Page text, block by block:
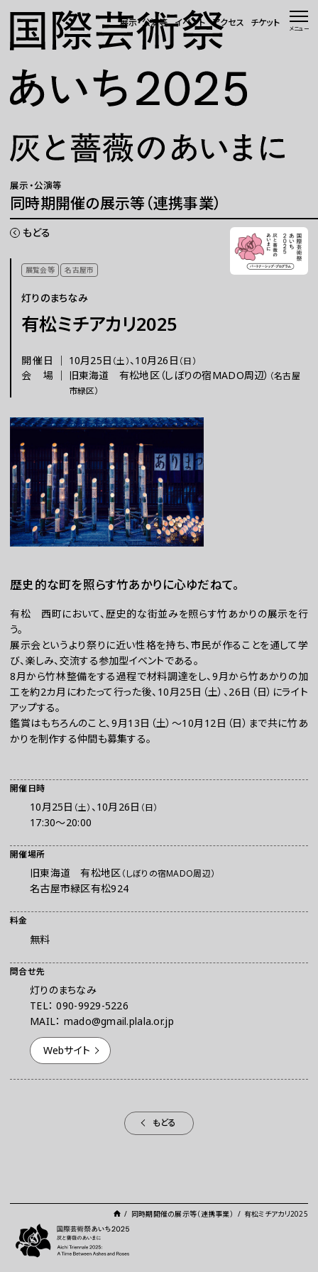
展示・公演等 イベント アクセス チケット メニュー
ニュース 一覧
WEBマガジン
展示・公演等
イベント
国際芸術祭「あいち」とは
ラーニング
さらに楽しむ
プレスの方へ
ご利用にあたって
展示・公演等
同時期開催の展示等（連携事業）
もどる
展覧会等 名古屋市
灯りのまちなみ
有松ミチアカリ2025
開催日 ｜ 10月25日 （土）、10月26日 （日）
会場 ｜ 旧東海道 有松地区（しぼりの宿MADO周辺） （名古屋
市緑区）
歴史的な町を照らす竹あかりに心ゆだねて。
有松 西町において、歴史的な街並みを照らす竹あかりの展示を行
う。
展示会というより祭りに近い性格を持ち、市民が作ることを通して学
び、楽しみ、交流する参加型イベントである。
8月から竹林整備をする過程で材料調達をし、9月から竹あかりの加
工を約2カ月にわたって行った後、10月25日（土）、26日（日）にライト
アップする。
鑑賞はもちろんのこと、9月13日（土）～10月12日（日）まで共に竹あ
かりを制作する仲間も募集する。
開催日時
10月25日 （土） 、10月26日 （日）
17:30～20:00
開催場所
旧東海道 有松地区（しぼりの宿MADO周辺）
名古屋市緑区有松924
料金
無料
問合せ先
灯りのまちなみ
TEL： 090-9929-5226
MAIL： mado@gmail.plala.or.jp
Webサイト
もどる
同時期開催の展示等（連携事業） 有松ミチアカリ2025